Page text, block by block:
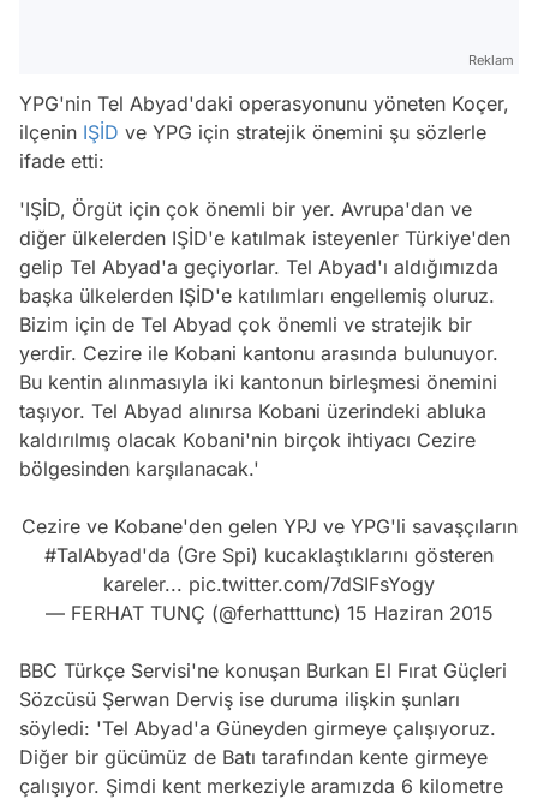
Reklam
YPG'nin Tel Abyad'daki operasyonunu yöneten Koçer,
ilçenin IŞİD ve YPG için stratejik önemini şu sözlerle
ifade etti:
'IŞİD, Örgüt için çok önemli bir yer. Avrupa'dan ve
diğer ülkelerden IŞİD'e katılmak isteyenler Türkiye'den
gelip Tel Abyad'a geçiyorlar. Tel Abyad'ı aldığımızda
başka ülkelerden IŞİD'e katılımları engellemiş oluruz.
Bizim için de Tel Abyad çok önemli ve stratejik bir
yerdir. Cezire ile Kobani kantonu arasında bulunuyor.
Bu kentin alınmasıyla iki kantonun birleşmesi önemini
taşıyor. Tel Abyad alınırsa Kobani üzerindeki abluka
kaldırılmış olacak Kobani'nin birçok ihtiyacı Cezire
bölgesinden karşılanacak.'
Cezire ve Kobane'den gelen YPJ ve YPG'li savaşçıların
#TalAbyad'da (Gre Spi) kucaklaştıklarını gösteren
kareler... pic.twitter.com/7dSIFsYogy
— FERHAT TUNÇ (@ferhatttunc) 15 Haziran 2015
BBC Türkçe Servisi'ne konuşan Burkan El Fırat Güçleri
Sözcüsü Şerwan Derviş ise duruma ilişkin şunları
söyledi: 'Tel Abyad'a Güneyden girmeye çalışıyoruz.
Diğer bir gücümüz de Batı tarafından kente girmeye
çalışıyor. Şimdi kent merkeziyle aramızda 6 kilometre